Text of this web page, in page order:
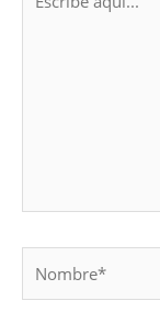
aquí...